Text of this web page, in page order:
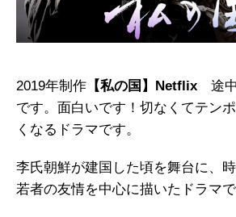
2019年制作 【私の国】Netflix 途
です。面白いです！切なくてテン
くなるドラマです。
李氏朝鮮が建国した頃を舞台に、
若者の友情を中心に描いたドラマで